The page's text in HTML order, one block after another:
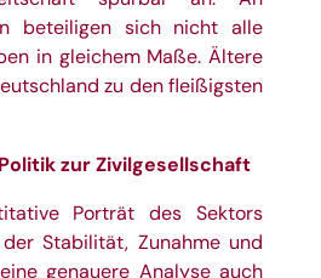
beteiligen sich nicht alle
in gleichem Maße. Ältere
zu den fleißigsten
zur Zivilgesellschaft
Porträt des Sektors
Stabilität, Zunahme und
genauere Analyse auch